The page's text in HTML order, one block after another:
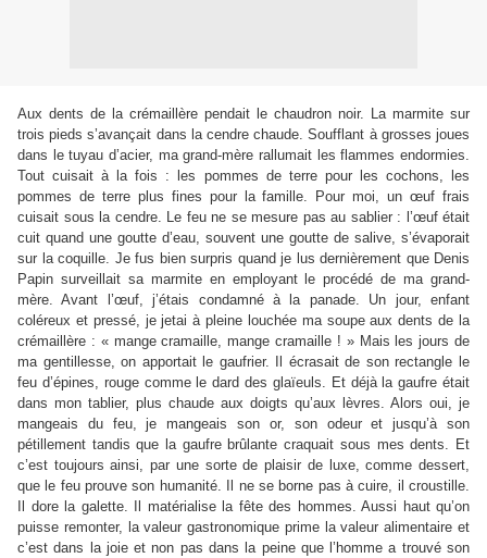
Aux dents de la crémaillère pendait le chaudron noir. La marmite sur
trois pieds s’avançait dans la cendre chaude. Soufflant à grosses joues
dans le tuyau d’acier, ma grand-mère rallumait les flammes endormies.
Tout cuisait à la fois : les pommes de terre pour les cochons, les
pommes de terre plus fines pour la famille. Pour moi, un œuf frais
cuisait sous la cendre. Le feu ne se mesure pas au sablier : l’œuf était
cuit quand une goutte d’eau, souvent une goutte de salive, s’évaporait
sur la coquille. Je fus bien surpris quand je lus dernièrement que Denis
Papin surveillait sa marmite en employant le procédé de ma grand-
mère. Avant l’œuf, j’étais condamné à la panade. Un jour, enfant
coléreux et pressé, je jetai à pleine louchée ma soupe aux dents de la
crémaillère : « mange cramaille, mange cramaille ! » Mais les jours de
ma gentillesse, on apportait le gaufrier. Il écrasait de son rectangle le
feu d’épines, rouge comme le dard des glaïeuls. Et déjà la gaufre était
dans mon tablier, plus chaude aux doigts qu’aux lèvres. Alors oui, je
mangeais du feu, je mangeais son or, son odeur et jusqu’à son
pétillement tandis que la gaufre brûlante craquait sous mes dents. Et
c’est toujours ainsi, par une sorte de plaisir de luxe, comme dessert,
que le feu prouve son humanité. Il ne se borne pas à cuire, il croustille.
Il dore la galette. Il matérialise la fête des hommes. Aussi haut qu’on
puisse remonter, la valeur gastronomique prime la valeur alimentaire et
c’est dans la joie et non pas dans la peine que l’homme a trouvé son